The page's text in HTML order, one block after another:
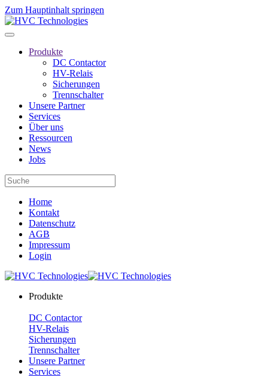
Zum Hauptinhalt springen
Produkte
DC Contactor
HV-Relais
Sicherungen
Trennschalter
Unsere Partner
Services
Über uns
Ressourcen
News
Jobs
Home
Kontakt
Datenschutz
AGB
Impressum
Login
Produkte
DC Contactor
HV-Relais
Sicherungen
Trennschalter
Unsere Partner
Services